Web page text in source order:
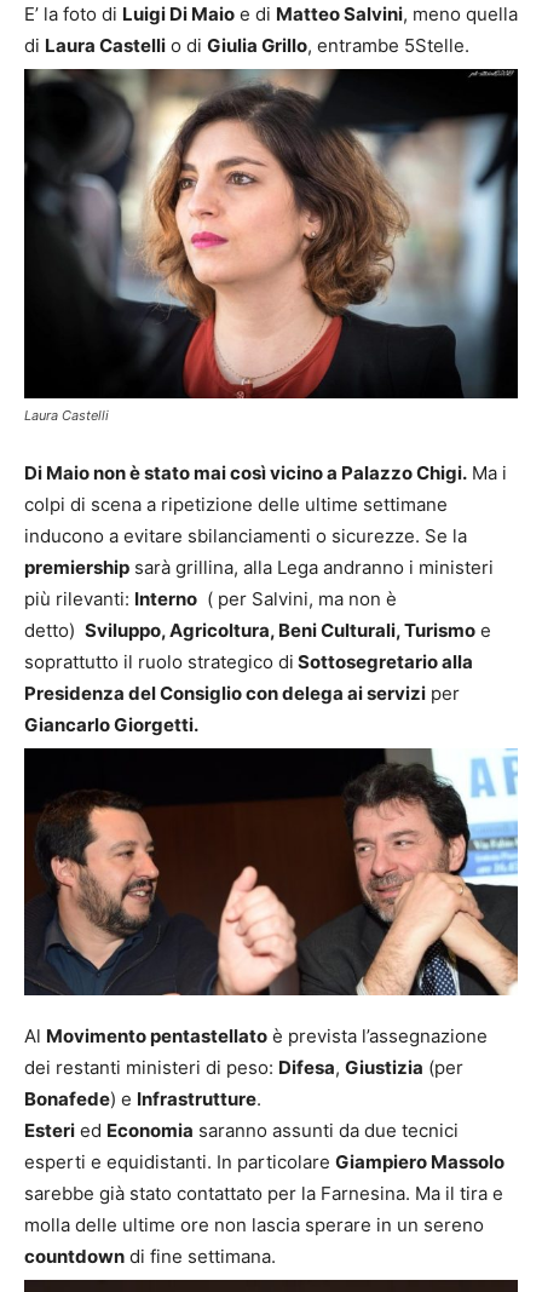
E’ la foto di Luigi Di Maio e di Matteo Salvini, meno quella
di Laura Castelli o di Giulia Grillo, entrambe 5Stelle.
Laura Castelli
Di Maio non è stato mai così vicino a Palazzo Chigi. Ma i
colpi di scena a ripetizione delle ultime settimane
inducono a evitare sbilanciamenti o sicurezze. Se la
premiership sarà grillina, alla Lega andranno i ministeri
più rilevanti: Interno ( per Salvini, ma non è
detto) Sviluppo, Agricoltura, Beni Culturali, Turismo e
soprattutto il ruolo strategico di Sottosegretario alla
Presidenza del Consiglio con delega ai servizi per
Giancarlo Giorgetti.
Al Movimento pentastellato è prevista l’assegnazione
dei restanti ministeri di peso: Difesa, Giustizia (per
Bonafede) e Infrastrutture.
Esteri ed Economia saranno assunti da due tecnici
esperti e equidistanti. In particolare Giampiero Massolo
sarebbe già stato contattato per la Farnesina. Ma il tira e
molla delle ultime ore non lascia sperare in un sereno
countdown di fine settimana.